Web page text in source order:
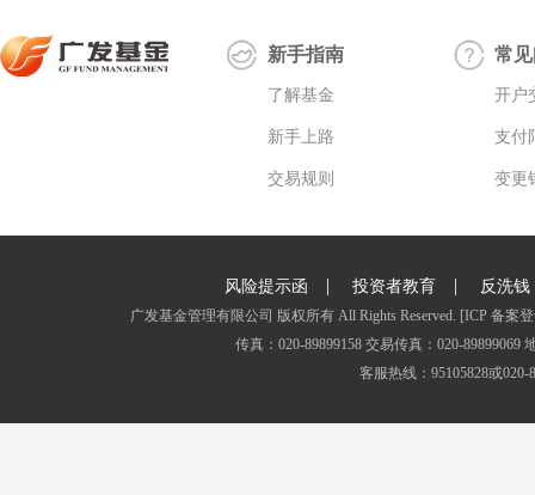
新手指南
了解基金
新手上路
交易规则
常
开户
支付
变更
风险提示函 | 投资者教育 | 反洗钱
广发基金管理有限公司 版权所有 All Rights Reserved. [ICP 备案
传真：020-89899158 交易传真：020-
客服热线：95105828或020-